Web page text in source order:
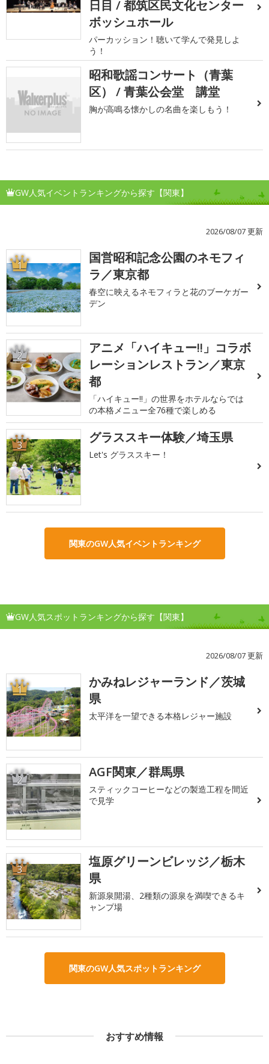
日目 / 都筑区民文化センター
ボッシュホール
パーカッション！聴いて学んで発見しよ
う！
昭和歌謡コンサート（青葉
区） / 青葉公会堂 講堂
胸が高鳴る懐かしの名曲を楽しもう！
GW人気イベントランキングから探す【関東】
2026/08/07 更新
1
国営昭和記念公園のネモフィ
ラ／東京都
春空に映えるネモフィラと花のブーケガー
デン
2
アニメ「ハイキュー!!」コラボ
レーションレストラン／東京
都
「ハイキュー!!」の世界をホテルならでは
の本格メニュー全76種で楽しめる
3 グラススキー体験／埼玉県
Let's グラススキー！
関東のGW人気イベントランキング
GW人気スポットランキングから探す【関東】
2026/08/07 更新
1
かみねレジャーランド／茨城
県
太平洋を一望できる本格レジャー施設
2 AGF関東／群馬県
スティックコーヒーなどの製造工程を間近
で見学
3
塩原グリーンビレッジ／栃木
県
新源泉開湯、2種類の源泉を満喫できるキ
ャンプ場
関東のGW人気スポットランキング
おすすめ情報